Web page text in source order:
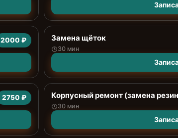
2000 ₽ Замена щёток
30 мин
2750 ₽ Корпусный ремонт (замена
30 мин